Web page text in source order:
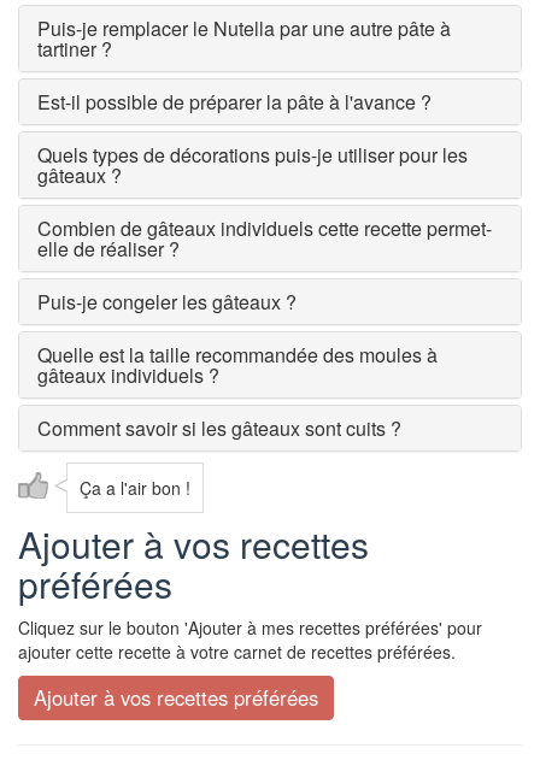
Puis-je remplacer le Nutella par une autre pâte à
tartiner ?
Est-il possible de préparer la pâte à l'avance ?
Quels types de décorations puis-je utiliser pour les
gâteaux ?
Combien de gâteaux individuels cette recette permet-
elle de réaliser ?
Puis-je congeler les gâteaux ?
Quelle est la taille recommandée des moules à
gâteaux individuels ?
Comment savoir si les gâteaux sont cuits ?
Ça a l'air bon !
Ajouter à vos recettes
préférées
Cliquez sur le bouton 'Ajouter à mes recettes préférées' pour
ajouter cette recette à votre carnet de recettes préférées.